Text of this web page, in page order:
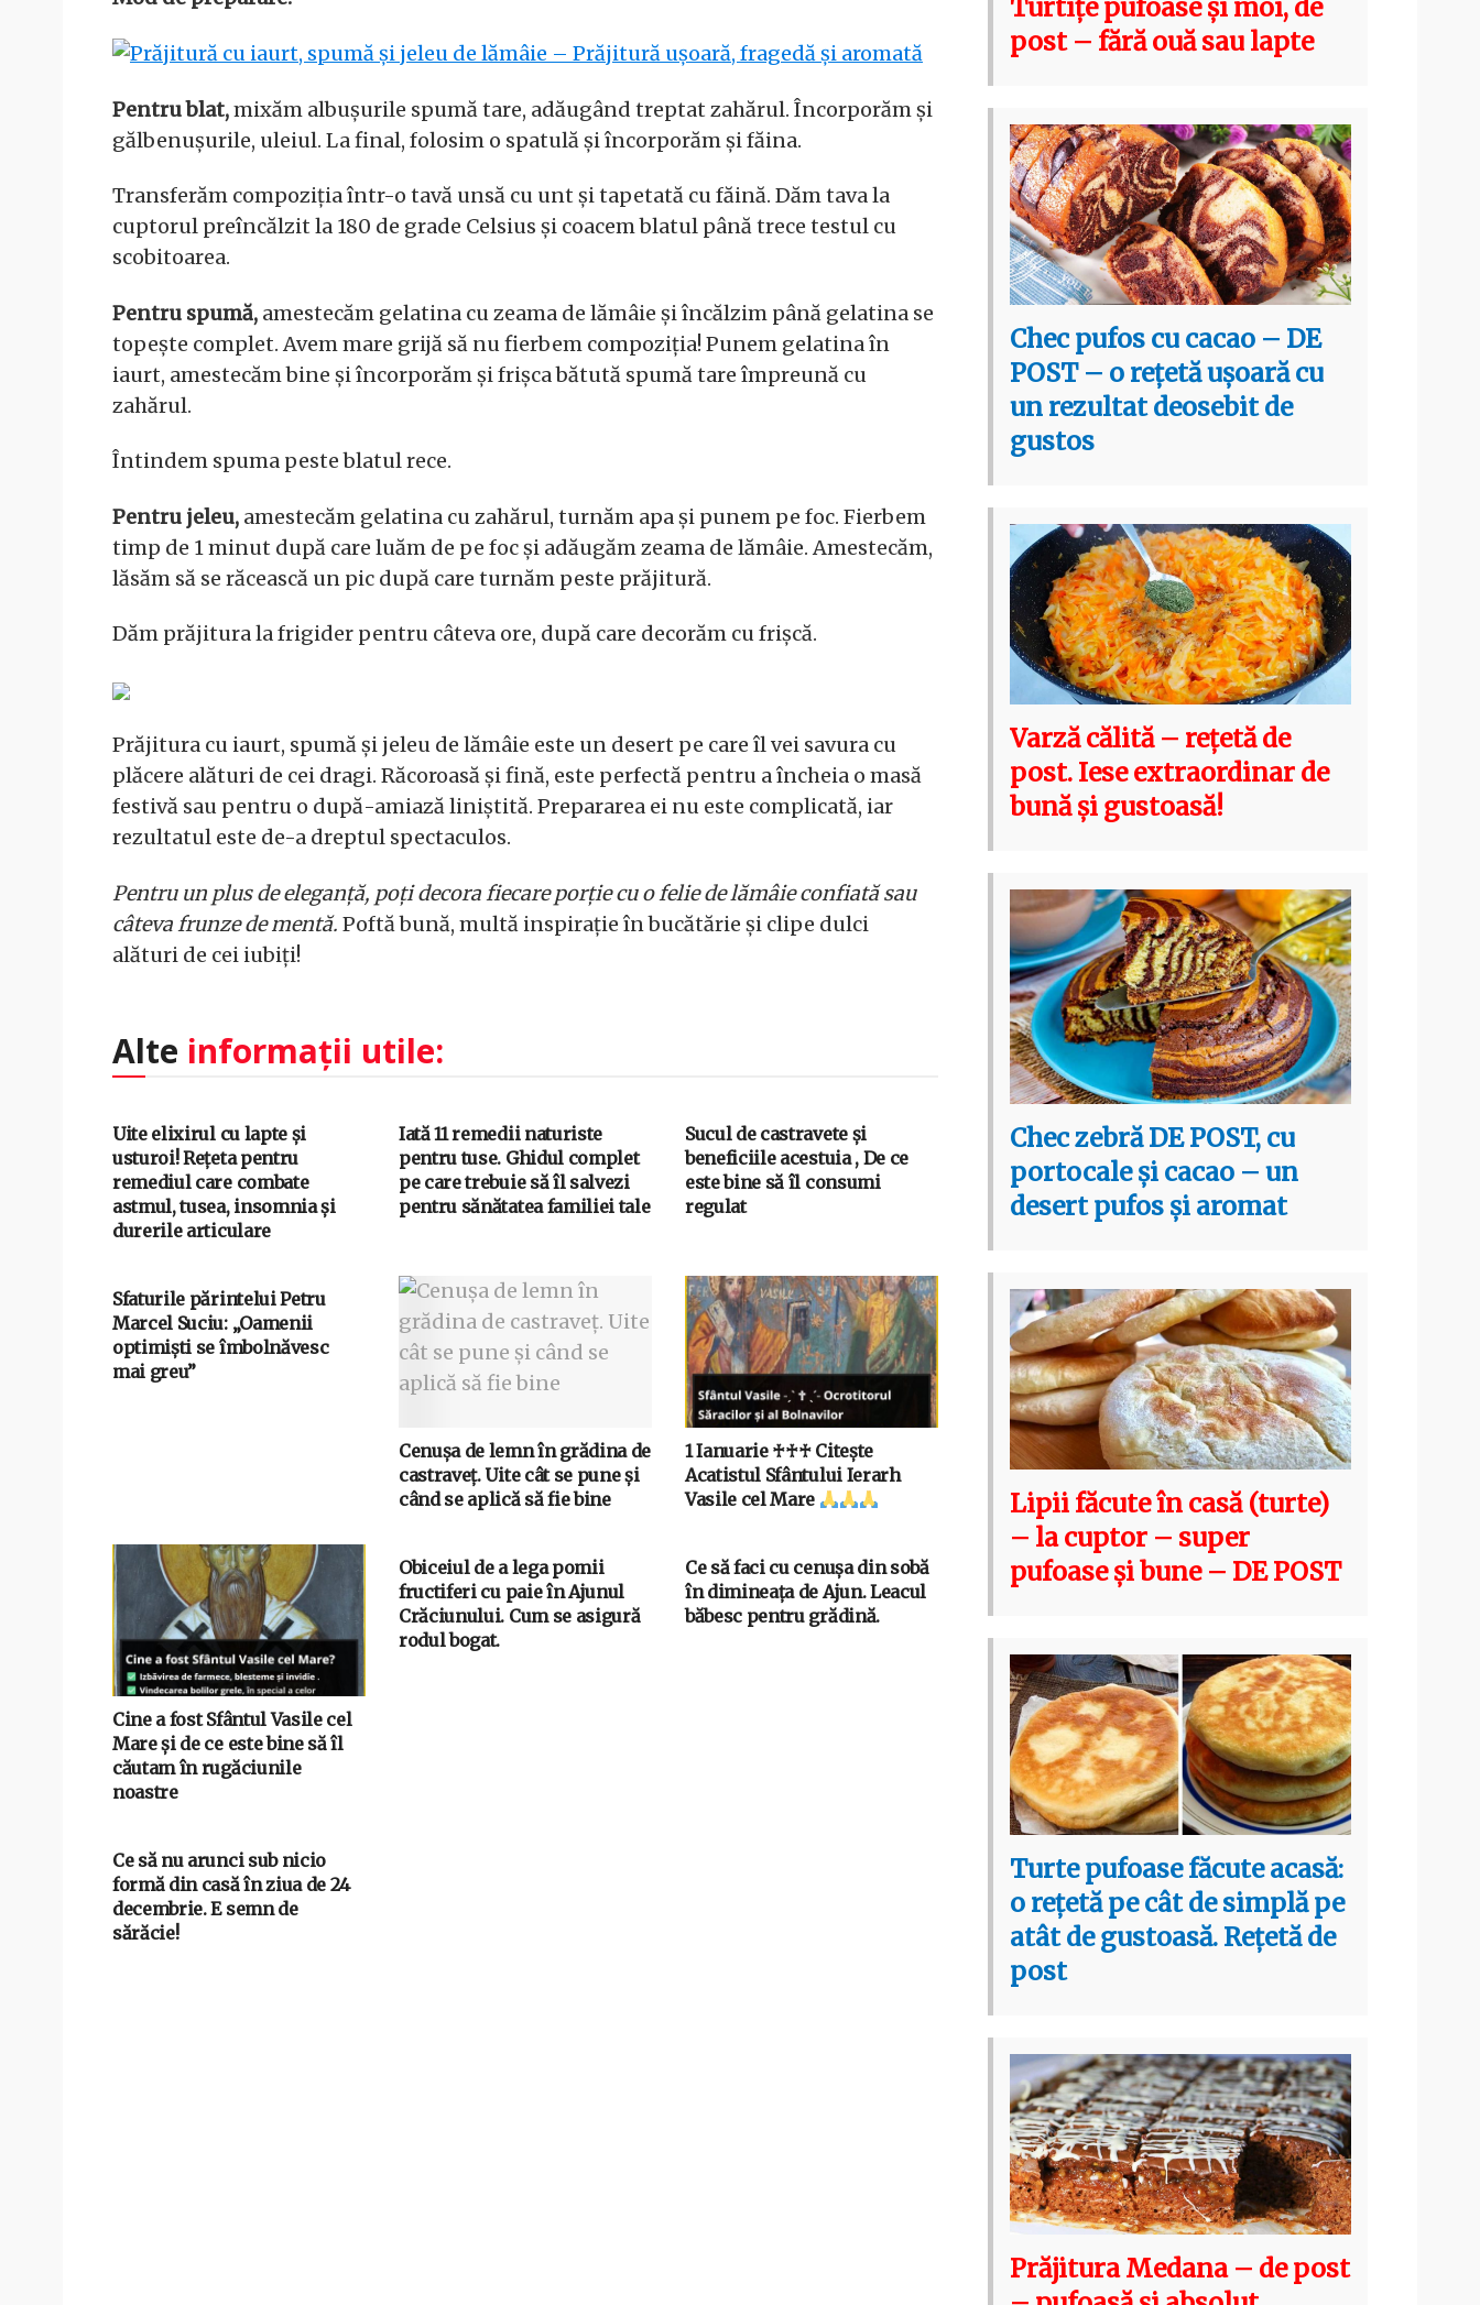
Pentru blat,mixăm albușurile spumă tare, adăugând treptat zahărul. Încorporăm și
gălbenușurile, uleiul. La final, folosim o spatulă și încorporăm și făina.
Transferăm compoziția într-o tavă unsă cu unt și tapetată cu făină. Dăm tava la
cuptorul preîncălzit la 180 de grade Celsius și coacem blatul până trece testul cu
scobitoarea.
Pentru spumă, amestecăm gelatina cu zeama de lămâie și încălzim până gelatina se
topește complet. Avem mare grijă să nu fierbem compoziția! Punem gelatina în
iaurt, amestecăm bine și încorporăm și frișca bătută spumă tare împreună cu
zahărul.
Întindem spuma peste blatul rece.
Pentru jeleu, amestecăm gelatina cu zahărul, turnăm apa și punem pe foc. Fierbem
timp de 1 minut după care luăm de pe foc și adăugăm zeama de lămâie. Amestecăm,
lăsăm să se răcească un pic după care turnăm peste prăjitură.
Dăm prăjitura la frigider pentru câteva ore, după care decorăm cu frișcă.
Prăjitura cu iaurt, spumă și jeleu de lămâie este un desert pe care îl vei savura cu
plăcere alături de cei dragi. Răcoroasă și fină, este perfectă pentru a încheia o masă
festivă sau pentru o după-amiază liniștită. Prepararea ei nu este complicată, iar
rezultatul este de-a dreptul spectaculos.
Pentru un plus de eleganță, poți decora fiecare porție cu o felie de lămâie confiată sau
câteva frunze de mentă. Poftă bună, multă inspirație în bucătărie și clipe dulci
alături de cei iubiți!
Alte informații utile:
Uite elixirul cu lapte și
usturoi! Rețeta pentru
remediul care combate
astmul, tusea, insomnia și
durerile articulare
Iată 11 remedii naturiste
pentru tuse. Ghidul complet
pe care trebuie să îl salvezi
pentru sănătatea familiei tale
Sucul de castravete și
beneficiile acestuia , De ce
este bine să îl consumi
regulat
Sfaturile părintelui Petru
Marcel Suciu: „Oamenii
optimiști se îmbolnăvesc
mai greu”
Cenușa de lemn în grădina de
castraveț. Uite cât se pune și
când se aplică să fie bine
1 Ianuarie ♰♰♰ Citește
Acatistul Sfântului Ierarh
Vasile cel Mare
Cine a fost Sfântul Vasile cel
Mare și de ce este bine să îl
căutam în rugăciunile
noastre
Obiceiul de a lega pomii
fructiferi cu paie în Ajunul
Crăciunului. Cum se asigură
rodul bogat.
Ce să faci cu cenușa din sobă
în dimineața de Ajun. Leacul
băbesc pentru grădină.
Ce să nu arunci sub nicio
formă din casă în ziua de 24
decembrie. E semn de
sărăcie!
Turtițe pufoase și moi, de
post – fără ouă sau lapte
Chec pufos cu cacao – DE
POST – o rețetă ușoară cu
un rezultat deosebit de
gustos
Varză călită – rețetă de
post. Iese extraordinar de
bună și gustoasă!
Chec zebră DE POST, cu
portocale și cacao – un
desert pufos și aromat
Lipii făcute în casă (turte)
– la cuptor – super
pufoase și bune – DE POST
Turte pufoase făcute acasă:
o rețetă pe cât de simplă pe
atât de gustoasă. Rețetă de
post
Prăjitura Medana – de post